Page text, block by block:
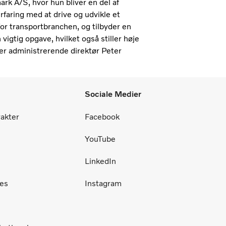
A/S, hvor hun bliver en del af
med at drive og udvikle et
transportbranchen, og tilbyder en
opgave, hvilket også stiller høje
administrerende direktør Peter
Sociale Medier
Facebook
YouTube
LinkedIn
Instagram